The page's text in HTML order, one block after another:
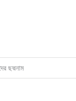
ছদ্মনাম